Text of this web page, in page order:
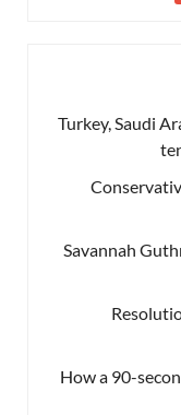
Turkey, Saudi
Savannah
How a 90-